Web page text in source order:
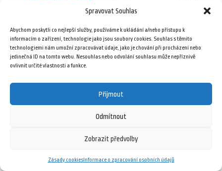
Spravovat Souhlas
Abychom poskytli co nejlepší služby, používáme k ukládání a/nebo přístupu k
informacím o zařízení, technologie jako jsou soubory cookies. Souhlas s těmito
technologiemi nám umožní zpracovávat údaje, jako je chování při procházení nebo
jedinečná ID na tomto webu. Nesouhlas nebo odvolání souhlasu může nepříznivě
ovlivnit určité vlastnosti a funkce.
Přijmout
Odmítnout
Zobrazit předvolby
Zásady cookiesInformace o zpracování osobních údajů
Přidat do košíku
49,00Kč
Přidat do košíku